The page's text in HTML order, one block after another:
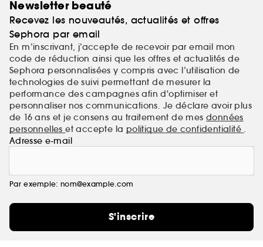
Vegan et sans cruauté, toujours.
Newsletter beauté
Recevez les nouveautés, actualités et offres
Sephora par email
En m’inscrivant, j’accepte de recevoir par email mon
code de réduction ainsi que les offres et actualités de
Sephora personnalisées y compris avec l’utilisation de
technologies de suivi permettant de mesurer la
performance des campagnes afin d'optimiser et
personnaliser nos communications. Je déclare avoir plus
de 16 ans et je consens au traitement de mes données
personnelleset accepte la politique de confidentialité .
Adresse e-mail
Par exemple: nom@example.com
S'inscrire